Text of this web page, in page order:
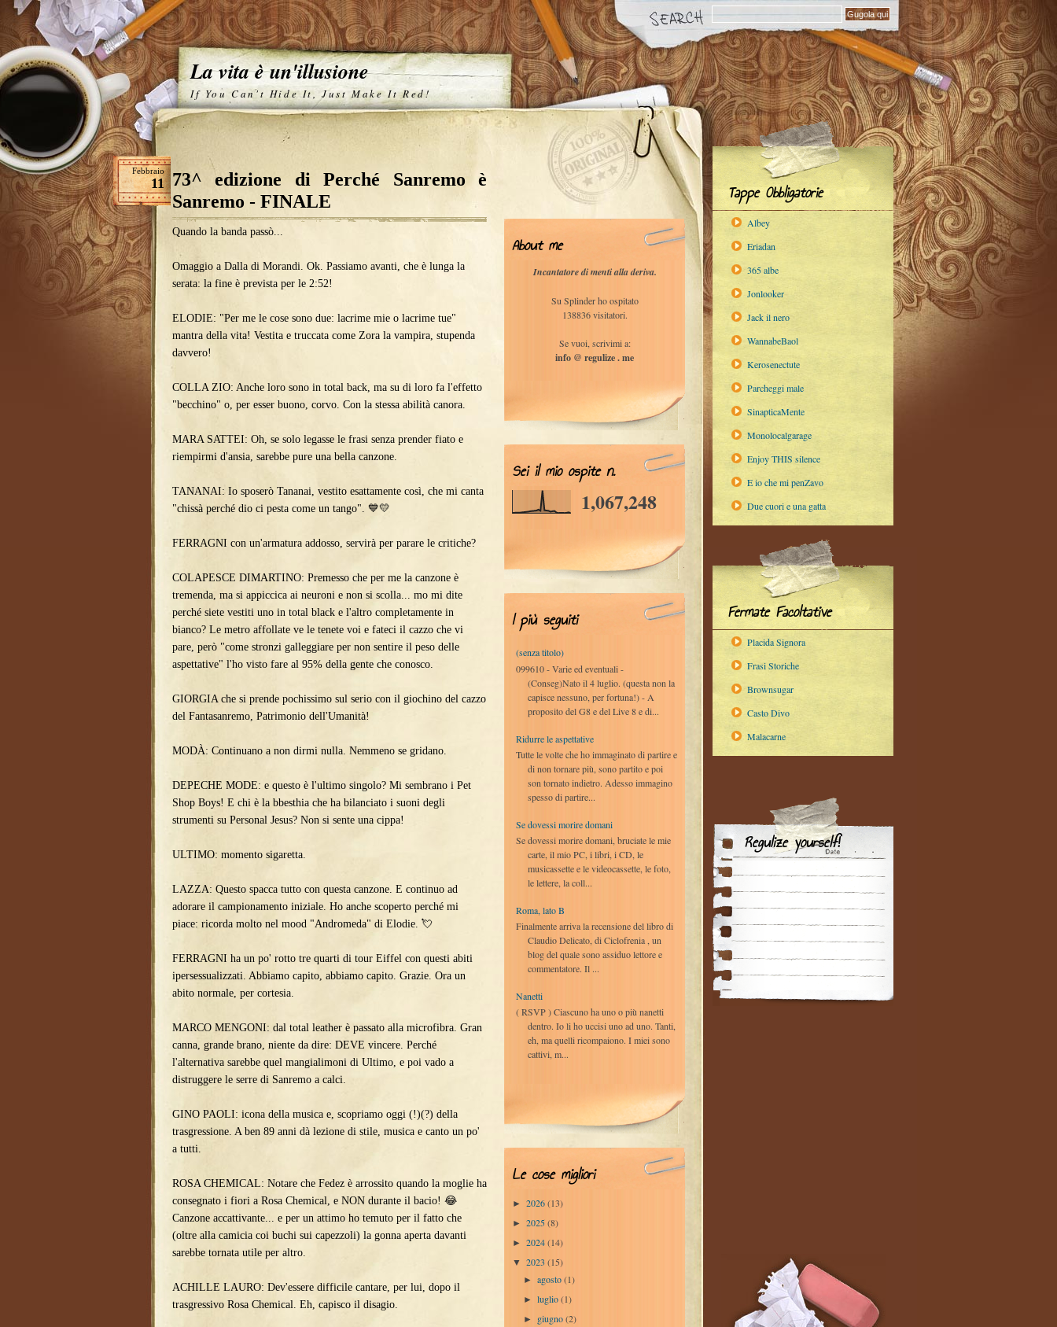
La vita è un'illusione
If You Can't Hide It, Just Make It Red!
Febbraio
11 73^ edizione di Perché Sanremo è
Sanremo - FINALE
Quando la banda passò...
Omaggio a Dalla di Morandi. Ok. Passiamo avanti, che è lunga la
serata: la fine è prevista per le 2:52!
ELODIE: "Per me le cose sono due: lacrime mie o lacrime tue"
mantra della vita! Vestita e truccata come Zora la vampira, stupenda
davvero!
COLLA ZIO: Anche loro sono in total back, ma su di loro fa l'effetto
"becchino" o, per esser buono, corvo. Con la stessa abilità canora.
MARA SATTEI: Oh, se solo legasse le frasi senza prender fiato e
riempirmi d'ansia, sarebbe pure una bella canzone.
TANANAI: Io sposerò Tananai, vestito esattamente così, che mi canta
"chissà perché dio ci pesta come un tango". 💙💛
FERRAGNI con un'armatura addosso, servirà per parare le critiche?
COLAPESCE DIMARTINO: Premesso che per me la canzone è
tremenda, ma si appiccica ai neuroni e non si scolla... mo mi dite
perché siete vestiti uno in total black e l'altro completamente in
bianco? Le metro affollate ve le tenete voi e fateci il cazzo che vi
pare, però "come stronzi galleggiare per non sentire il peso delle
aspettative" l'ho visto fare al 95% della gente che conosco.
GIORGIA che si prende pochissimo sul serio con il giochino del cazzo
del Fantasanremo, Patrimonio dell'Umanità!
MODÀ: Continuano a non dirmi nulla. Nemmeno se gridano.
DEPECHE MODE: e questo è l'ultimo singolo? Mi sembrano i Pet
Shop Boys! E chi è la bbesthia che ha bilanciato i suoni degli
strumenti su Personal Jesus? Non si sente una cippa!
ULTIMO: momento sigaretta.
LAZZA: Questo spacca tutto con questa canzone. E continuo ad
adorare il campionamento iniziale. Ho anche scoperto perché mi
piace: ricorda molto nel mood "Andromeda" di Elodie. 💘
FERRAGNI ha un po' rotto tre quarti di tour Eiffel con questi abiti
ipersessualizzati. Abbiamo capito, abbiamo capito. Grazie. Ora un
abito normale, per cortesia.
MARCO MENGONI: dal total leather è passato alla microfibra. Gran
canna, grande brano, niente da dire: DEVE vincere. Perché
l'alternativa sarebbe quel mangialimoni di Ultimo, e poi vado a
distruggere le serre di Sanremo a calci.
GINO PAOLI: icona della musica e, scopriamo oggi (!)(?) della
trasgressione. A ben 89 anni dà lezione di stile, musica e canto un po'
a tutti.
ROSA CHEMICAL: Notare che Fedez è arrossito quando la moglie ha
consegnato i fiori a Rosa Chemical, e NON durante il bacio! 😂
Canzone accattivante... e per un attimo ho temuto per il fatto che
(oltre alla camicia coi buchi sui capezzoli) la gonna aperta davanti
sarebbe tornata utile per altro.
ACHILLE LAURO: Dev'essere difficile cantare, per lui, dopo il
trasgressivo Rosa Chemical. Eh, capisco il disagio.
Tappe Obbligatorie
Albey
Eriadan
365 albe
Jonlooker
Jack il nero
WannabeBaol
Kerosenectute
Parcheggi male
SinapticaMente
Monolocalgarage
Enjoy THIS silence
E io che mi penZavo
Due cuori e una gatta
Fermate Facoltative
Placida Signora
Frasi Storiche
Brownsugar
Casto Divo
Malacarne
Regulize yourself!
About me
Incantatore di menti alla deriva.
Su Splinder ho ospitato
138836 visitatori.
Se vuoi, scrivimi a:
info @ regulize . me
Sei il mio ospite n.
1,067,248
I più seguiti
(senza titolo)
099610 - Varie ed eventuali -
(Conseg)Nato il 4 luglio. (questa non la
capisce nessuno, per fortuna!) - A
proposito del G8 e del Live 8 e di...
Ridurre le aspettative
Tutte le volte che ho immaginato di partire e
di non tornare più, sono partito e poi
son tornato indietro. Adesso immagino
spesso di partire...
Se dovessi morire domani
Se dovessi morire domani, bruciate le mie
carte, il mio PC, i libri, i CD, le
musicassette e le videocassette, le foto,
le lettere, la coll...
Roma, lato B
Finalmente arriva la recensione del libro di
Claudio Delicato, di Ciclofrenia , un
blog del quale sono assiduo lettore e
commentatore. Il ...
Nanetti
( RSVP ) Ciascuno ha uno o più nanetti
dentro. Io li ho uccisi uno ad uno. Tanti,
eh, ma quelli ricompaiono. I miei sono
cattivi, m...
Le cose migliori
► 2026(13)
► 2025(8)
► 2024(14)
▼ 2023 (15)
►agosto(1)
►luglio(1)
► giugno(2)